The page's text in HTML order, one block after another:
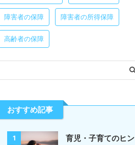
障害者の保障 障害者の所得保障
高齢者の保障
おすすめ記事
1
育児・子育てのヒン